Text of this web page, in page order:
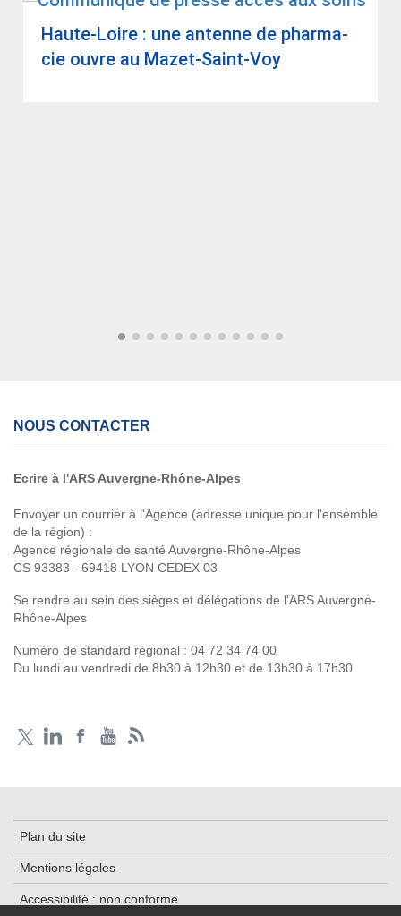
Haute-Loire : une antenne de phar­ma­
cie ouvre au Mazet-Saint-Voy
NOUS CONTACTER
Ecrire à l'ARS Auvergne-Rhône-Alpes
Envoyer un courrier à l'Agence (adresse unique pour l'ensemble
de la région) :
Agence régionale de santé Auvergne-Rhône-Alpes
CS 93383 - 69418 LYON CEDEX 03
Se rendre au sein des sièges et délégations de l'ARS Auvergne-
Rhône-Alpes
Numéro de standard régional : 04 72 34 74 00
Du lundi au vendredi de 8h30 à 12h30 et de 13h30 à 17h30
Plan du site
Mentions légales
Accessibilité : non conforme